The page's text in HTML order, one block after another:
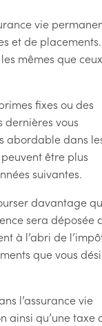
vie
et de
mêmes que
fixes ou des
dernières vous
abordable dans
être plus
suivantes.
davantage
sera déposée
à l’abri de
que vous
l’assurance vie
ainsi qu’une taxe